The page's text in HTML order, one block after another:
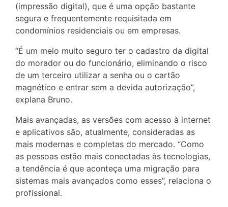
(impressão digital), que é uma opção bastante
segura e frequentemente requisitada em
condomínios residenciais ou em empresas.
“É um meio muito seguro ter o cadastro da digital
do morador ou do funcionário, eliminando o risco
de um terceiro utilizar a senha ou o cartão
magnético e entrar sem a devida autorização”,
explana Bruno.
Mais avançadas, as versões com acesso à internet
e aplicativos são, atualmente, consideradas as
mais modernas e completas do mercado. “Como
as pessoas estão mais conectadas às tecnologias,
a tendência é que aconteça uma migração para
sistemas mais avançados como esses”, relaciona o
profissional.